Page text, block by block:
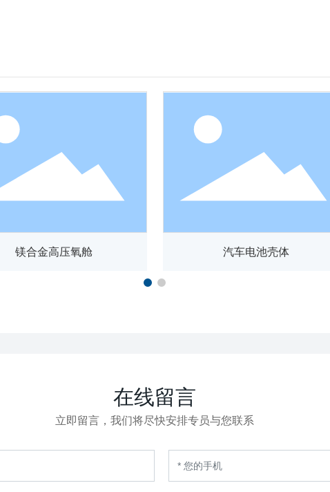
镁合金高压氧舱 汽车电池壳体
在线留言
立即留言，我们将尽快安排专员与您联系